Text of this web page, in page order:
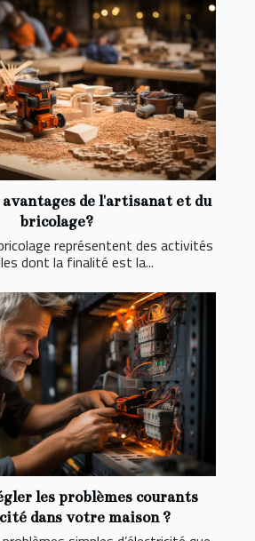
avantages de l'artisanat et du
bricolage?
représentent des activités
dont la finalité est la...
les problèmes courants
dans votre maison ?